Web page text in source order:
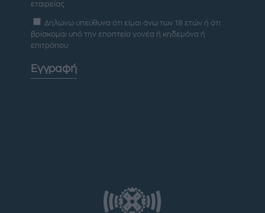
εταιρείας
Δηλώνω υπεύθυνα ότι είμαι άνω των 18 ετών ή ότι
βρίσκομαι υπό την εποπτεία γονέα ή κηδεμόνα ή
επιτρόπου
Εγγραφή